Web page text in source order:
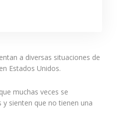
a diversas situaciones de
Estados Unidos.
muchas veces se
sienten que no tienen una